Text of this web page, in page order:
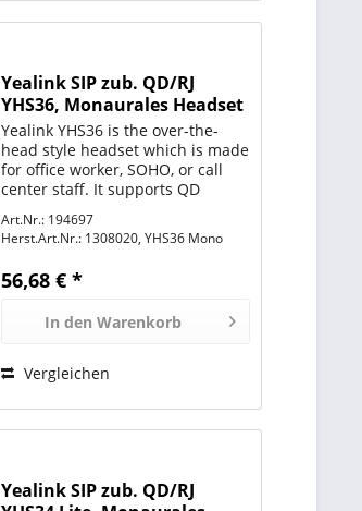
Yealink SIP zub. QD/RJ
YHS36, Monaurales Headset
mit NoiseCancelling
Yealink YHS36 is the over-the-
head style headset which is made
for office worker, SOHO, or call
center staff. It supports QD
is compliant with the full range of
Yealink enterprise IP phones. The
Art.Nr.: 194697
Herst.Art.Nr.: 1308020, YHS36 Mono
56,68 € *
In den Warenkorb
Vergleichen
Yealink SIP zub. QD/RJ